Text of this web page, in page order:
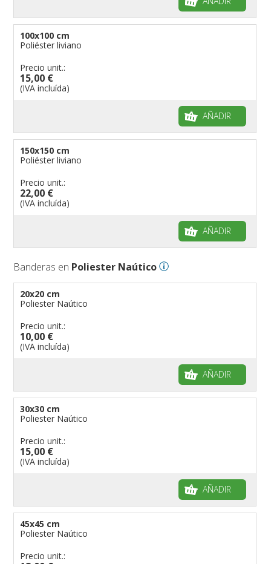
100x100 cm
Poliéster liviano
Precio unit.:
15,00 €
(IVA incluída)
AÑADIR
150x150 cm
Poliéster liviano
Precio unit.:
22,00 €
(IVA incluída)
AÑADIR
Banderas en Poliester Naútico
20x20 cm
Poliester Naútico
Precio unit.:
10,00 €
(IVA incluída)
AÑADIR
30x30 cm
Poliester Naútico
Precio unit.:
15,00 €
(IVA incluída)
AÑADIR
45x45 cm
Poliester Naútico
Precio unit.: